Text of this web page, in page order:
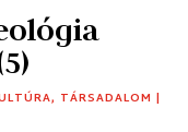
, TÁRSADALOM |